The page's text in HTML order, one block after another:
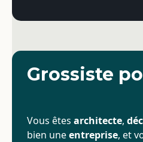
Grossiste
Vous êtes architecte,
bien uneentreprise, et